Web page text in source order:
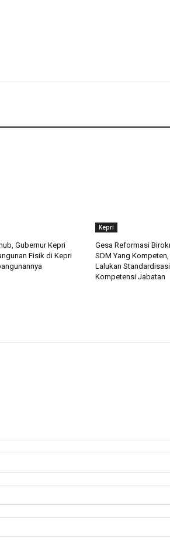
Gubernur Kepri
Fisik di Kepri
Kepri
Gesa Reformasi
SDM Yang
Lalukan
Kompetensi Jabatan